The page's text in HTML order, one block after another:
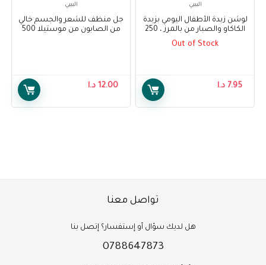
البيبي
لوشن زبدة الأطفال اليومي بزبدة
الكاكاو والصبار من بالمرز ، 250
مل – Palmer’s Baby Butter
Out of Stock
7.95 د.ا
البيبي
جل منظف للشعر والجسم خالي
من الصابون من موستيلا 500
12.00 د.ا
تواصل معنا
هل لديك سؤال أو إستفسار؟ إتصل بنا
0788647873